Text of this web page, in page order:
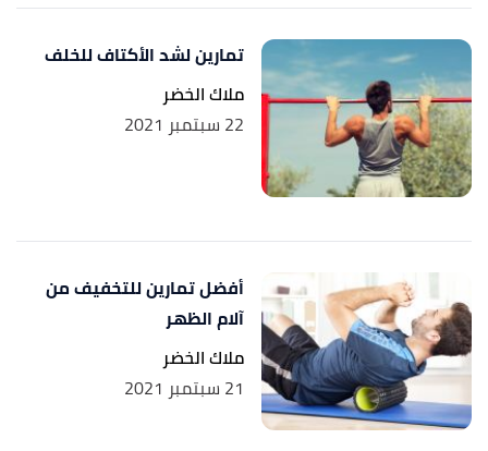
تمارين لشد الأكتاف للخلف
ملاك الخضر
22 سبتمبر 2021
أفضل تمارين للتخفيف من
آلام الظهر
ملاك الخضر
21 سبتمبر 2021